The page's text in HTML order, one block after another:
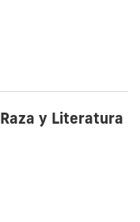
Raza y Literatura